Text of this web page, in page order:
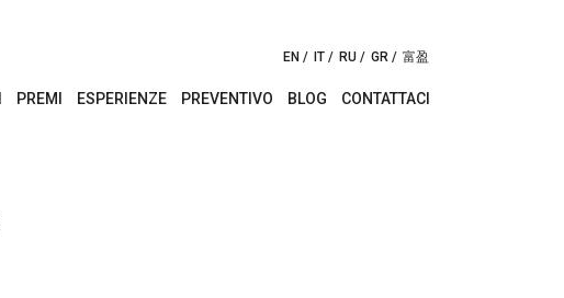
EN IT RU GR 富盈
PREMI ESPERIENZE PREVENTIVO BLOG CONTATTACI